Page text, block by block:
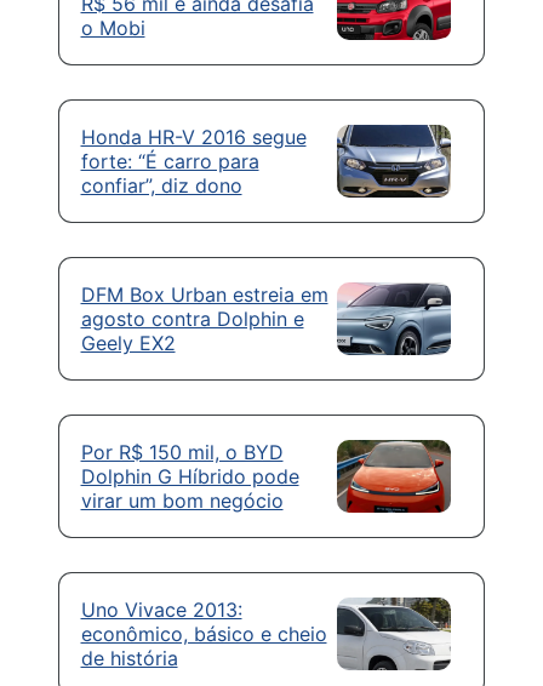
o Mobi
Honda HR-V 2016 segue
forte: “É carro para
confiar”, diz dono
DFM Box Urban estreia em
agosto contra Dolphin e
Geely EX2
Por R$ 150 mil, o BYD
Dolphin G Híbrido pode
virar um bom negócio
Uno Vivace 2013:
econômico, básico e cheio
de história